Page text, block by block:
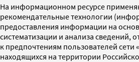
На информационном ресурсе
рекомендательные технологии
предоставления информации на
систематизации и анализа сведений,
к предпочтениям пользователей сети
находящихся на территории